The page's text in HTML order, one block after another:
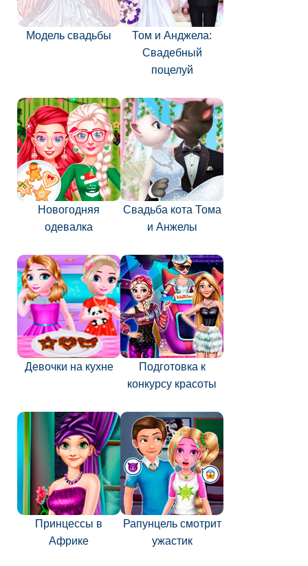
Модель свадьбы
Том и Анджела:
Свадебный
поцелуй
Новогодняя
одевалка
Свадьба кота Тома
и Анжелы
Девочки на кухне
Подготовка к
конкурсу красоты
Принцессы в
Африке
Рапунцель смотрит
ужастик